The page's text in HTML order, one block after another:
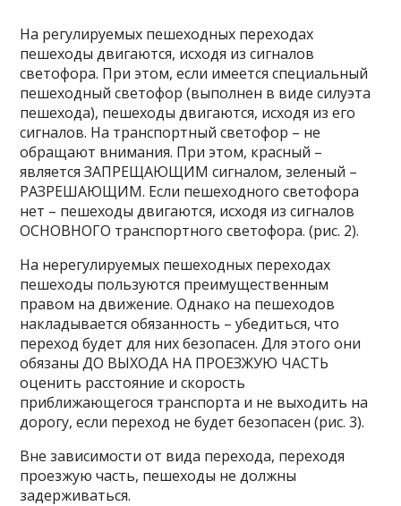
На регулируемых пешеходных переходах
пешеходы двигаются, исходя из сигналов
светофора. При этом, если имеется специальный
пешеходный светофор (выполнен в виде силуэта
пешехода), пешеходы двигаются, исходя из его
сигналов. На транспортный светофор – не
обращают внимания. При этом, красный –
является ЗАПРЕЩАЮЩИМ сигналом, зеленый –
РАЗРЕШАЮЩИМ. Если пешеходного светофора
нет – пешеходы двигаются, исходя из сигналов
ОСНОВНОГО транспортного светофора. (рис. 2).
На нерегулируемых пешеходных переходах
пешеходы пользуются преимущественным
правом на движение. Однако на пешеходов
накладывается обязанность – убедиться, что
переход будет для них безопасен. Для этого они
обязаны ДО ВЫХОДА НА ПРОЕЗЖУЮ ЧАСТЬ
оценить расстояние и скорость
приближающегося транспорта и не выходить на
дорогу, если переход не будет безопасен (рис. 3).
Вне зависимости от вида перехода, переходя
проезжую часть, пешеходы не должны
задерживаться.